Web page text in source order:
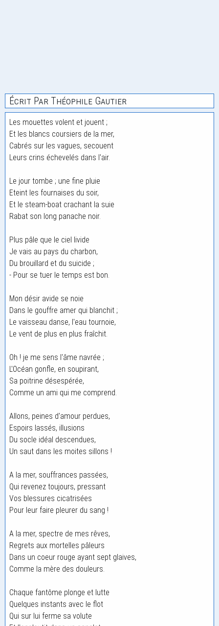
Écrit Par Théophile Gautier
Les mouettes volent et jouent ;
Et les blancs coursiers de la mer,
Cabrés sur les vagues, secouent
Leurs crins échevelés dans l'air.
Le jour tombe ; une fine pluie
Eteint les fournaises du soir,
Et le steam-boat crachant la suie
Rabat son long panache noir.
Plus pâle que le ciel livide
Je vais au pays du charbon,
Du brouillard et du suicide ;
- Pour se tuer le temps est bon.
Mon désir avide se noie
Dans le gouffre amer qui blanchit ;
Le vaisseau danse, l'eau tournoie,
Le vent de plus en plus fraîchit.
Oh ! je me sens l'âme navrée ;
L'Océan gonfle, en soupirant,
Sa poitrine désespérée,
Comme un ami qui me comprend.
Allons, peines d'amour perdues,
Espoirs lassés, illusions
Du socle idéal descendues,
Un saut dans les moites sillons !
A la mer, souffrances passées,
Qui revenez toujours, pressant
Vos blessures cicatrisées
Pour leur faire pleurer du sang !
A la mer, spectre de mes rêves,
Regrets aux mortelles pâleurs
Dans un coeur rouge ayant sept glaives,
Comme la mère des douleurs.
Chaque fantôme plonge et lutte
Quelques instants avec le flot
Qui sur lui ferme sa volute